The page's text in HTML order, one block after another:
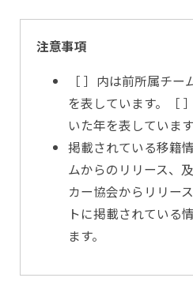
注意事項
［ ］内は前所属チ
を表しています。［
いた年を表しています
掲載されている移籍
ムからのリリース、
カー協会からリリー
トに掲載されている
ます。